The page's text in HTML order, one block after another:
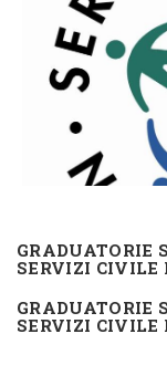
GRADUATORIE
SERVIZI CIVILE
GRADUATORIE
SERVIZI CIVILE